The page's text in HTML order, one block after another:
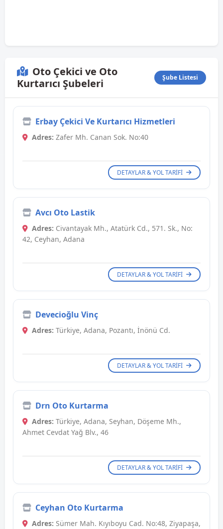
Oto Çekici ve Oto
Kurtarıcı Şubeleri
Şube Listesi
Erbay Çekici Ve Kurtarıcı Hizmetleri
Adres: Zafer Mh. Canan Sok. No:40
DETAYLAR & YOL TARIFI
Avcı Oto Lastik
Adres: Civantayak Mh., Atatürk Cd., 571. Sk., No:
42, Ceyhan, Adana
DETAYLAR & YOL TARIFI
Devecioğlu Vinç
Adres: Türkiye, Adana, Pozantı, İnönü Cd.
DETAYLAR & YOL TARIFI
Drn Oto Kurtarma
Adres: Türkiye, Adana, Seyhan, Döşeme Mh.,
Ahmet Cevdat Yağ Blv., 46
DETAYLAR & YOL TARIFI
Ceyhan Oto Kurtarma
Adres: Sümer Mah. Kıyıboyu Cad. No:48, Ziyapaşa,